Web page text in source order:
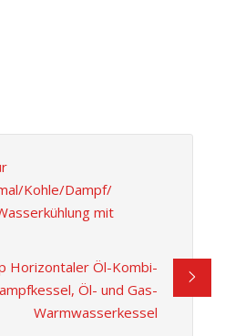
Kohle/Dampf/
mit
Horizontaler Öl-Kombi-
Öl- und Gas-
Warmwasserkessel